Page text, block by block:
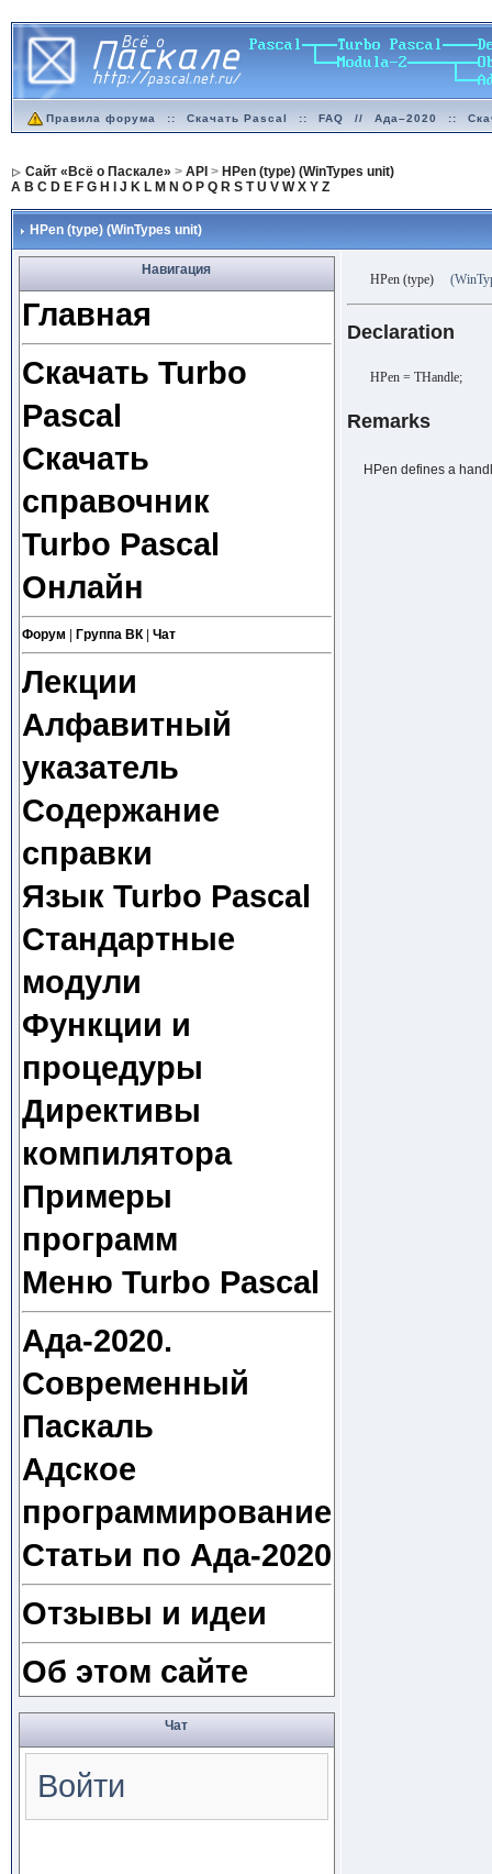
Правила форума :: Скачать Pascal :: FAQ // Ада–2020 ::
Сайт «Всё о Паскале» > API > HPen (type) (WinTypes unit)
A B C D E F G H J K L M N O P Q R S T U V W X Y Z
HPen (type) (WinTypes unit)
Навигация
Главная
Скачать Turbo
Pascal
Скачать
справочник
Turbo Pascal
Онлайн
Форум Группа ВК| Чат
Лекции
Алфавитный
указатель
Содержание
справки
Язык Turbo Pascal
Стандартные
модули
Функции и
процедуры
Директивы
компилятора
Примеры
программ
Меню Turbo Pascal
Ада-2020.
Современный
Паскаль
Адское
программирование
Статьи по Ада-2020
Отзывы и идеи
Об этом сайте
Чат
Войти
HPen (type)
Declaration
HPen = THandle;
Remarks
HPen defines a